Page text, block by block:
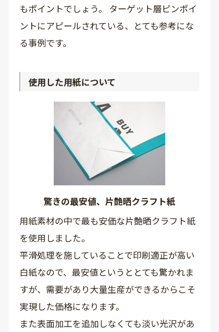
もポイントでしょう。 ターゲット層ピンポイ
ントにアピールされている、とても参考にな
る事例です。
使用した用紙について
驚きの最安値、片艶晒クラフト紙
用紙素材の中で最も安価な片艶晒クラフト紙
を使用しました。
平滑処理を施していることで印刷適正が高い
白紙なので、最安値というととても驚かれま
すが、需要があり大量生産ができるからこそ
実現した価格になります。
また表面加工を追加しなくても淡い光沢があ